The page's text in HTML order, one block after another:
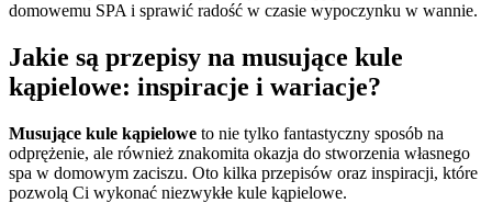
domowemu SPA i sprawić radość w czasie wypoczynku w wannie.
Jakie są przepisy na musujące kule
kąpielowe: inspiracje i wariacje?
Musujące kule kąpielowe to nie tylko fantastyczny sposób na
odprężenie, ale również znakomita okazja do stworzenia własnego
spa w domowym zaciszu. Oto kilka przepisów oraz inspiracji, które
pozwolą Ci wykonać niezwykłe kule kąpielowe.